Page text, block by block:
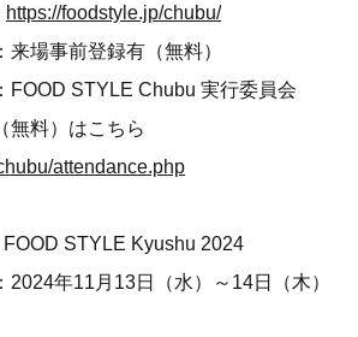
https://foodstyle.jp/chubu/
来場事前登録有（無料）
STYLE Chubu 実行委員会
無料）はこちら
attendance.php
STYLE Kyushu 2024
年11月13日（水）～14日（木）